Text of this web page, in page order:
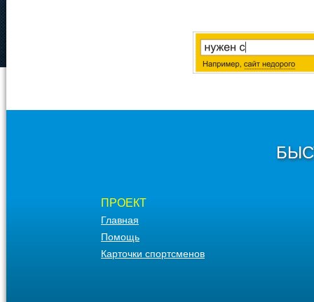
ПРОЕКТ
Главная
Помощь
Карточки спортсменов